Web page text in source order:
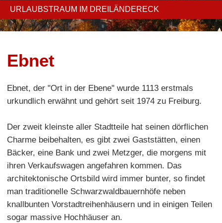
URLAUBSTRAUM IM DREILÄNDERECK
Ebnet
Ebnet, der "Ort in der Ebene" wurde 1113 erstmals
urkundlich erwähnt und gehört seit 1974 zu Freiburg.
Der zweit kleinste aller Stadtteile hat seinen dörflichen
Charme beibehalten, es gibt zwei Gaststätten, einen
Bäcker, eine Bank und zwei Metzger, die morgens mit
ihren Verkaufswagen angefahren kommen. Das
architektonische Ortsbild wird immer bunter, so findet
man traditionelle Schwarzwaldbauernhöfe neben
knallbunten Vorstadtreihenhäusern und in einigen Teilen
sogar massive Hochhäuser an.